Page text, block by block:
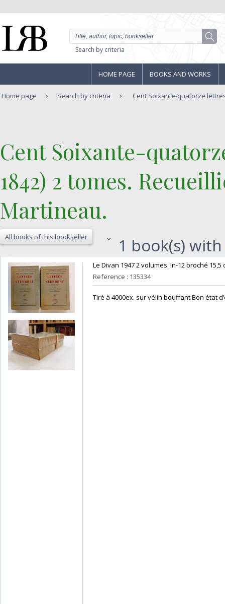
Search by criteria
HOME PAGE BOOKS AND WORKS
Home page Search by criteria Cent Soixante-quatorze
‎Cent Soixante-
1842) 2 tomes.
Martineau.‎
All books of this bookseller 1 book(s)
‎Le Divan 1947 2 volumes. In-12 broché 15,5
Reference : 135334
‎Tiré à 4000ex. sur vélin bouffant Bon état